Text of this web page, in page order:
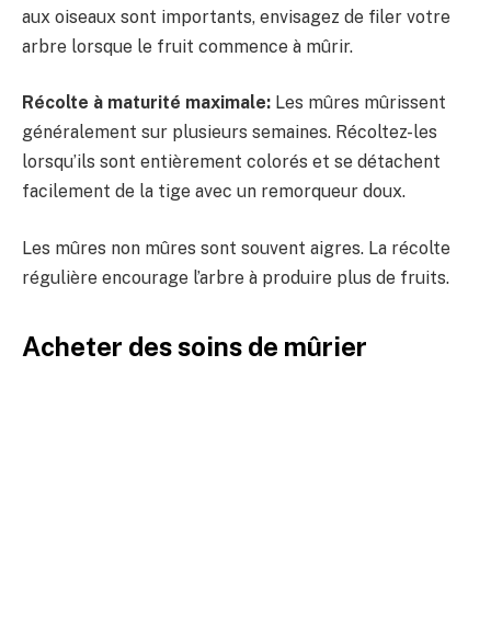
aux oiseaux sont importants, envisagez de filer votre
arbre lorsque le fruit commence à mûrir.
Récolte à maturité maximale: Les mûres mûrissent
généralement sur plusieurs semaines. Récoltez-les
lorsqu’ils sont entièrement colorés et se détachent
facilement de la tige avec un remorqueur doux.
Les mûres non mûres sont souvent aigres. La récolte
régulière encourage l’arbre à produire plus de fruits.
Acheter des soins de mûrier